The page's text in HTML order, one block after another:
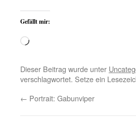
Gefällt mir:
Wird
Dieser Beitrag wurde unter
verschlagwortet. Setze ein
← Portrait: Gabunviper